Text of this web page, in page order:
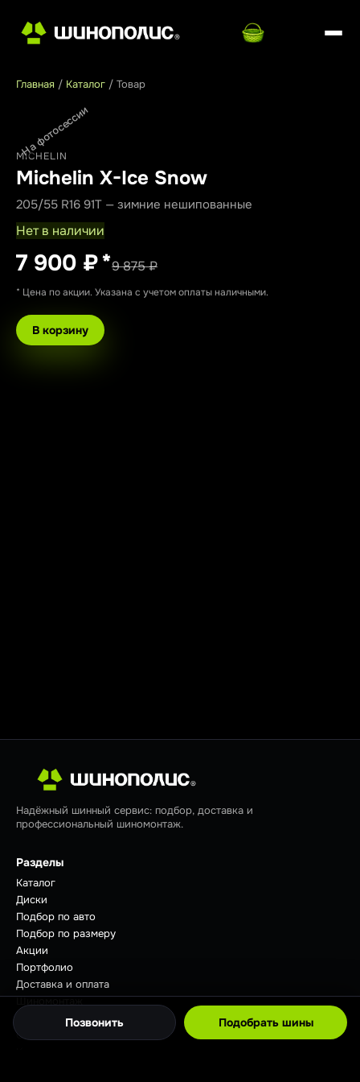
Главная / Каталог / Товар
На фотосессии
MICHELIN
Michelin X-Ice Snow
205/55 R16 91T — зимние нешипованные
Нет в наличии
7 900 ₽*9 875 ₽
* Цена по акции. Указана с учетом оплаты наличными.
В корзину
Позвонить Подобрать шины
Надёжный шинный сервис: подбор, доставка и
профессиональный шиномонтаж.
Разделы
Каталог
Диски
Подбор по авто
Подбор по размеру
Акции
Портфолио
Доставка и оплата
Шиномонтаж
Советы